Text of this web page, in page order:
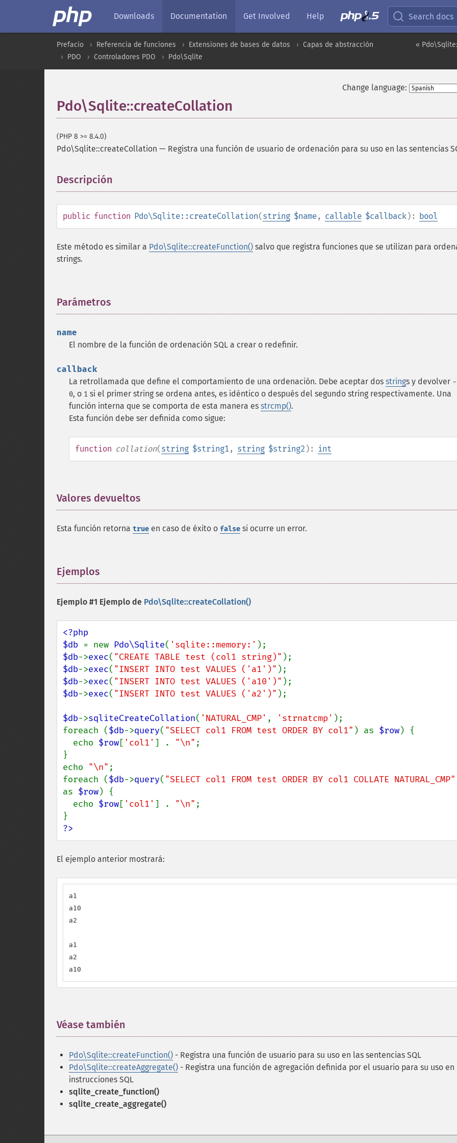
Downloads Documentation Get Involved Help Search docs
«
Prefacio Referencia de funciones Extensiones de bases de datos
Capas de abstracción
PDO
Controladores PDO Pdo\Sqlite
Change language:
Pdo\Sqlite::createCollation
(PHP 8 >= 8.4.0)
Pdo\Sqlite::createCollation — Registra una función de usuario de ordenación para su uso en las sentencias
Descripción
public function Pdo\Sqlite::createCollation(string $name, callable $callback): bool
Este método es similar a Pdo\Sqlite::createFunction() salvo que registra funciones que se utilizan para
strings.
Parámetros
name
El nombre de la función de ordenación SQL a crear o redefinir.
callback
La retrollamada que define el comportamiento de una ordenación. Debe aceptar dos strings y devolver
0, o 1 si el primer string se ordena antes, es idéntico o después del segundo string respectivamente. Una
función interna que se comporta de esta manera es strcmp().
Esta función debe ser definida como sigue:
function collation(string $string1, string $string2 ): int
Valores devueltos
Esta función retorna true en caso de éxito o false si ocurre un error.
Ejemplos
Ejemplo #1 Ejemplo de Pdo\Sqlite::createCollation()
<?php
$db = new Pdo\Sqlite( 'sqlite::memory:'
$db->exec( "CREATE TABLE test (col1 string)"
$db->exec( "INSERT INTO test VALUES ('a1')"
$db->exec( "INSERT INTO test VALUES ('a10')"
$db->exec( "INSERT INTO test VALUES ('a2')" );
$db->sqliteCreateCollation( 'NATURAL_CMP' , 'strnatcmp' );
foreach ($db->query( "SELECT col1 FROM test ORDER BY col1" ) as $row) {
  echo
$row[ 'col1' ] . "\n" ;
}
echo "\n" ;
foreach ($db->query( "SELECT col1 FROM test ORDER BY col1 COLLATE NATURAL_CMP"
as $row) {
  echo
$row[ 'col1' ] . "\n" ;
?>
El ejemplo anterior mostrará:
a1
a10
a2
a1
a2
a10
Véase también
Pdo\Sqlite::createFunction() - Registra una función de usuario para su uso en las sentencias SQL
Pdo\Sqlite::createAggregate() - Registra una función de agregación definida por el usuario para su uso en
instrucciones SQL
sqlite_create_function()
sqlite_create_aggregate()